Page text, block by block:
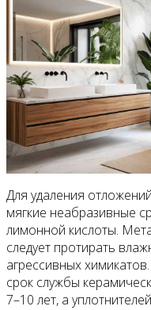
Для удаления
мягкие неабразивные
лимонной кислоты.
следует протирать
агрессивных
срок службы
7–10 лет, а